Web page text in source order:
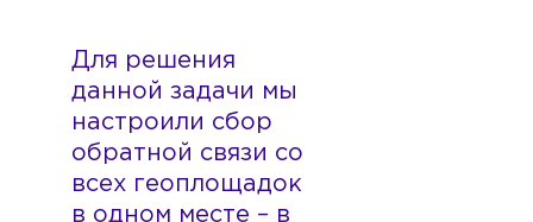
Для решения
данной задачи мы
настроили сбор
обратной связи со
всех геоплощадок
в одном месте – в